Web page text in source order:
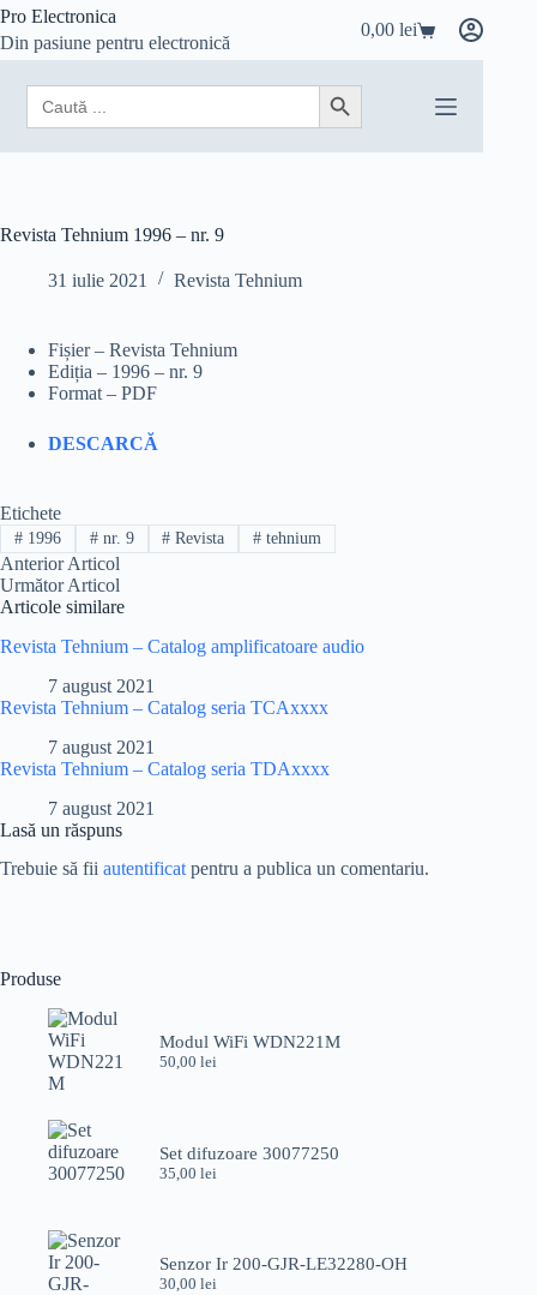
Sari
conținut
Pro Electronica
Din pasiune pentru electronică
Coș
de
cumpărături
0,00lei
Search
for:
Search Button
Revista Tehnium 1996 – nr. 9
31 iulie 2021 Revista Tehnium
Fișier – Revista Tehnium
Ediția – 1996 – nr. 9
Format – PDF
DESCARCĂ
Etichete
#1996 #nr. 9 # Revista # tehnium
AnteriorArticol
UrmătorArticol
Articole similare
Revista Tehnium – Catalog amplificatoare audio
7 august 2021
Revista Tehnium – Catalog seria TCAxxxx
7 august 2021
Revista Tehnium – Catalog seria TDAxxxx
7 august 2021
Lasă un răspuns
Trebuie să fii autentificat pentru a publica un comentariu.
Produse
Modul WiFi WDN221M
50,00 lei
Set difuzoare 30077250
35,00 lei
Senzor Ir 200-GJR-LE32280-OH
30,00 lei